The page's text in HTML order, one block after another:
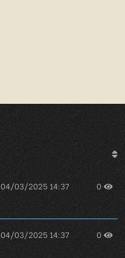
04/03/2025 14:37 0
04/03/2025 14:37 0